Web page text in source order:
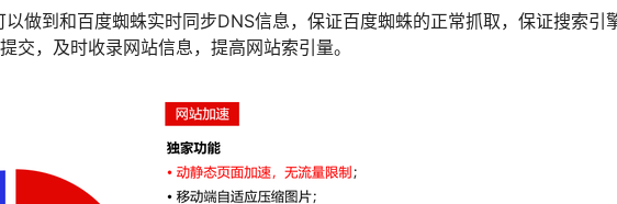
做到和百度蜘蛛实时同步DNS信息，保证百度蜘蛛的正常抓取，保证搜索引
，及时收录网站信息，提高网站索引量。